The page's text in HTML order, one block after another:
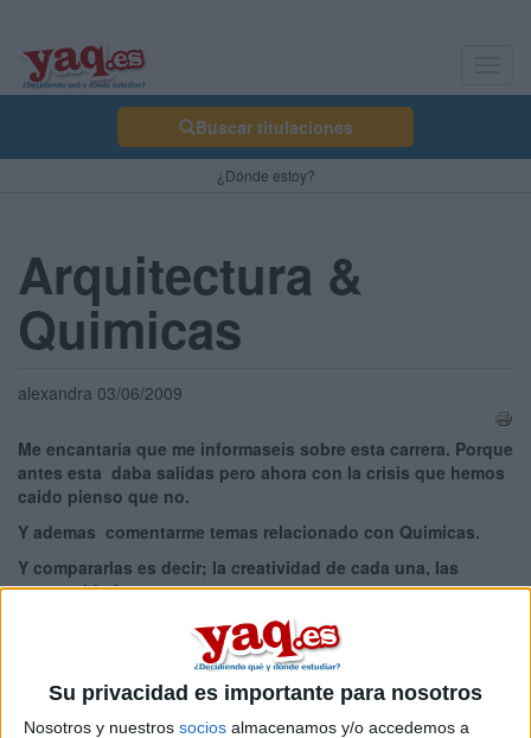
Su privacidad es importante para nosotros
Nosotros y nuestros socios almacenamos y/o accedemos a
Buscar titulaciones
¿Dónde estoy?
Arquitectura &
Quimicas
alexandra 03/06/2009
Me encantaria que me informaseis sobre esta carrera. Porque
antes esta daba salidas pero ahora con la crisis que hemos
caido pienso que no.
Y ademas comentarme temas relacionado con Quimicas.
Y compararlas es decir; la creatividad de cada una, las
oportunidades, etc.
Comentarios